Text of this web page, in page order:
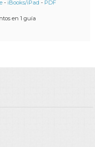
- iBooks/iPad - PDF
en 1 guía